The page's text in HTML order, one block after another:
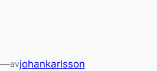
—avjohankarlsson